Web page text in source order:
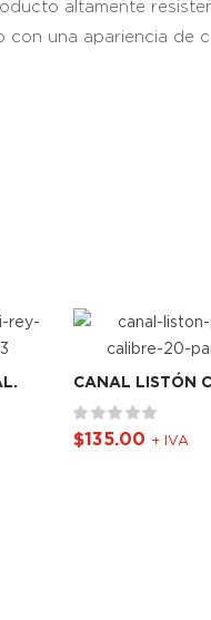
altamente
con una apariencia de
CANAL LISTÓN
$135.00 + IVA